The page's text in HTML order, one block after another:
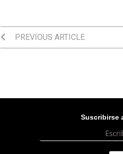
PREVIOUS ARTICLE
Suscribirse